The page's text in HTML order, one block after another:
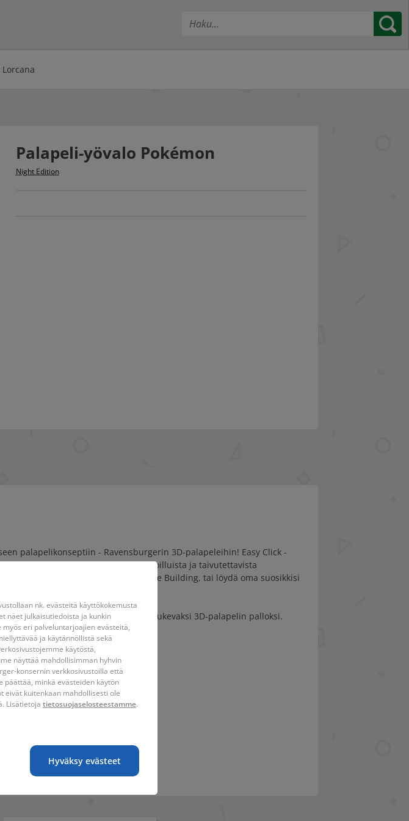
Palapeli-yövalo Pokémon
Night Edition
palapelikonseptiin - Ravensburgerin 3D-palapeleihin! Easy Click -
3D-esineitä yksilöllisesti muotoilluista ja taivutettavista
kuten Eiffel-torni tai Empire State Building, tai löydä oma suosikkisi
palat kootaan pala palalta tukevaksi 3D-palapelin palloksi.
avulla.
yövaloiksi!
nk. evästeitä käyttökokemusta
näet julkaisutiedoista ja kunkin
eri palveluntarjoajien evästeitä,
ja käytännöllistä sekä
käytöstä,
näyttää mahdollisimman hyhvin
konsernin verkkosivustoilla että
päättää, minkä evästeiden käytön
eivät kuitenkaan mahdollisesti ole
Lisätietoja tietosuojaselosteestamme.
Hyväksy evästeet